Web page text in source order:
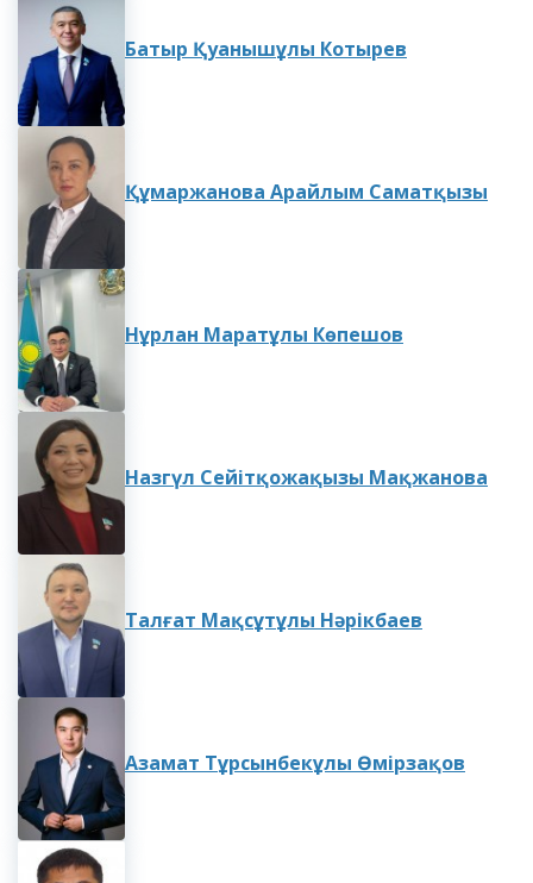
Батыр Қуанышұлы Котырев
Құмаржанова Арайлым Саматқызы
Нұрлан Маратұлы Көпешов
Назгүл Сейітқожақызы Мақжанова
Талғат Мақсұтұлы Нәрікбаев
Азамат Тұрсынбекұлы Өмірзақов